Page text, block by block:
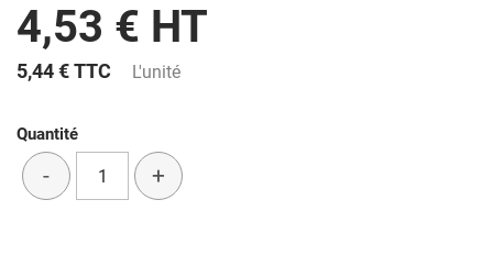
4,53 € HT
5,44 €TTC L'unité
Quantité
- +